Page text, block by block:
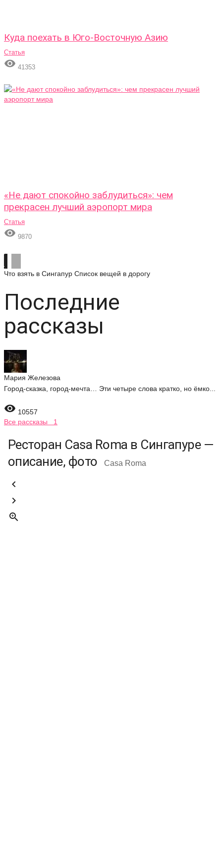
Куда поехать в Юго-Восточную Азию
Статья
 41353
«Не дают спокойно заблудиться»: чем
прекрасен лучший аэропорт мира
Статья
 9870
Что взять в Сингапур Список вещей в дорогу
Последние
рассказы
Мария Железова
Город-сказка, город-мечта… Эти четыре слова кратко, но ёмко...
 10557
Все рассказы 1
Ресторан Casa Roma в Сингапуре —
описание, фото
Casa Roma


